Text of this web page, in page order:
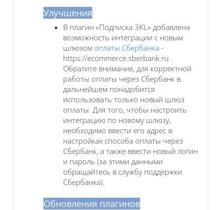
Улучшения
В плагин «Подписка 3KL» добавлена
возможность интеграции с новым
шлюзом оплаты Сбербанка -
https://ecommerce.sberbank.ru .
Обратите внимание, для корректной
работы оплаты через Сбербанк в
дальнейшем понадобится
использовать только новый шлюз
оплаты. Для того, чтобы настроить
интеграцию по новому шлюзу,
необходимо ввести его адрес в
настройках способа оплаты через
Сбербанк, а также ввести новый логин
и пароль (за этими данными
обращайтесь в службу поддержки
Сбербанка).
Обновления плагинов